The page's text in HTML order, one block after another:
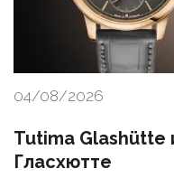
04/08/2026
Tutima Glashütte
Гласхютте